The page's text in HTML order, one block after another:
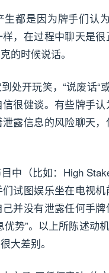
生都是因为牌手们认
，在过程中聊天是
的时候说话。
处开玩笑，“说废话“
很健谈。有些牌手
露信息的风险聊天
中（比如：High
试图娱乐坐在电视
并没有泄露任何手
优势”。以上所陈述动
大差别。